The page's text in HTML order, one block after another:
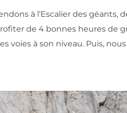
à l’Escalier des géants,
de 4 bonnes heures de
voies à son niveau. Puis,